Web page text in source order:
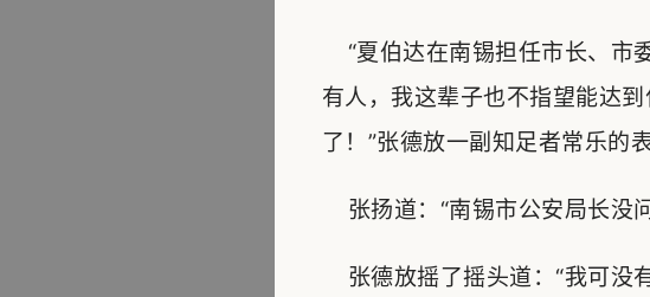
“夏伯达在南锡担任市长、市
有人，我这辈子也不指望能达
了！”张德放一副知足者常乐的表
张扬道：“南锡市公安局长没
张德放摇了摇头道：“我可没